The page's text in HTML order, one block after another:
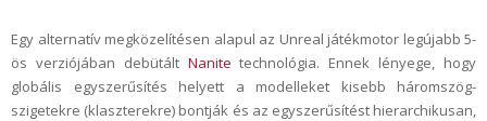
Egy alternatív megközelítésen alapul az Unreal játékmotor legújabb 5-
ös verziójában debütált Nanite technológia. Ennek lényege, hogy
globális egyszerűsítés helyett a modelleket kisebb háromszög-
szigetekre (klaszterekre) bontják és az egyszerűsítést hierarchikusan,